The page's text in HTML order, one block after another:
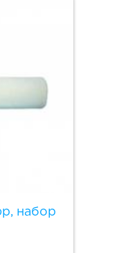
набор